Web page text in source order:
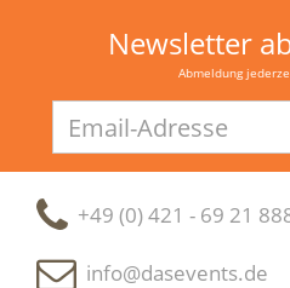
Newsletter
Abmeldung
Adresse
+49 (0) 421 - 69 21
info@dasevents.de